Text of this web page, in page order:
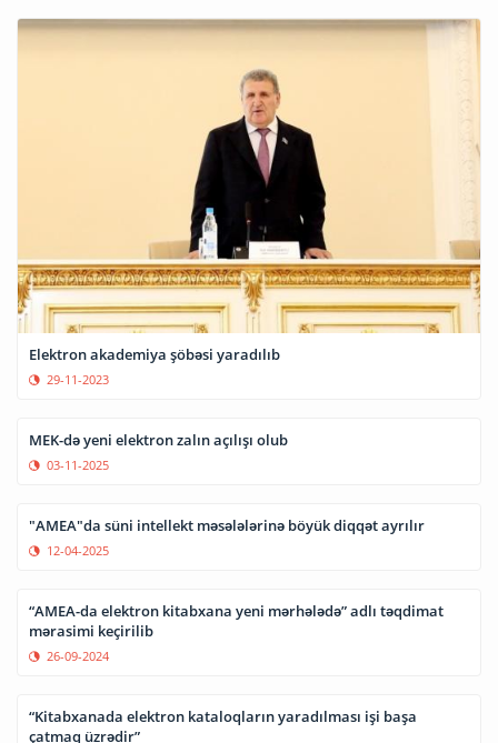
AMEA-da elektron sənəd mübadiləsi sisteminin strukturu və
fəaliyyətinin təşkili ilə bağlı qərar qəbul edilib
Rəqəmsal arxitektura planı və AMEA-nın fəaliyyət istiqamətləri
müzakirə olunub